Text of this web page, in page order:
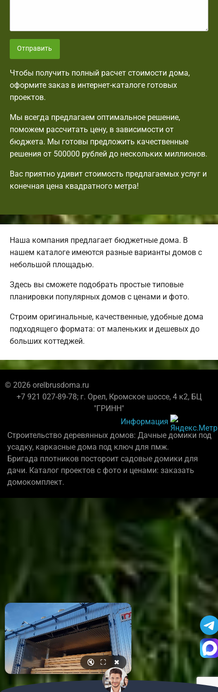
Отправить
Чтобы получить полный расчет стоимости дома,
оформите заказ в интернет-каталоге готовых
проектов.
Мы всегда предлагаем оптимальное решение,
поможем рассчитать цену, в зависимости от
бюджета. Мы готовы предложить качественные
решения от 500000 рублей до нескольких миллионов.
Вас приятно удивит стоимость предлагаемых услуг и
конечная цена квадратного метра!
Наша компания предлагает бюджетные дома. В
нашем каталоге имеются разные варианты домов с
небольшой площадью.
Здесь вы сможете подобрать простые типовые
планировки популярных домов с ценами и фото.
Строим оригинальные, качественные, удобные дома
подходящего формата: от маленьких и дешевых до
больших коттеджей.
© 2026 orelbrusdoma.ru
+7 921 027-89-78; г. Орел, Кромское шоссе, 4 к2, БЦ
"ГРИНН"
Информация
Строительство деревянных домов: Дачные домики под
усадку, каркасные дома под ключ для пмж.
Бригада плотников постороит садовые домики для
дачи. Каталог проектов с фото и ценами: заказать
домокомплект.
🔇 ⛶ ✖